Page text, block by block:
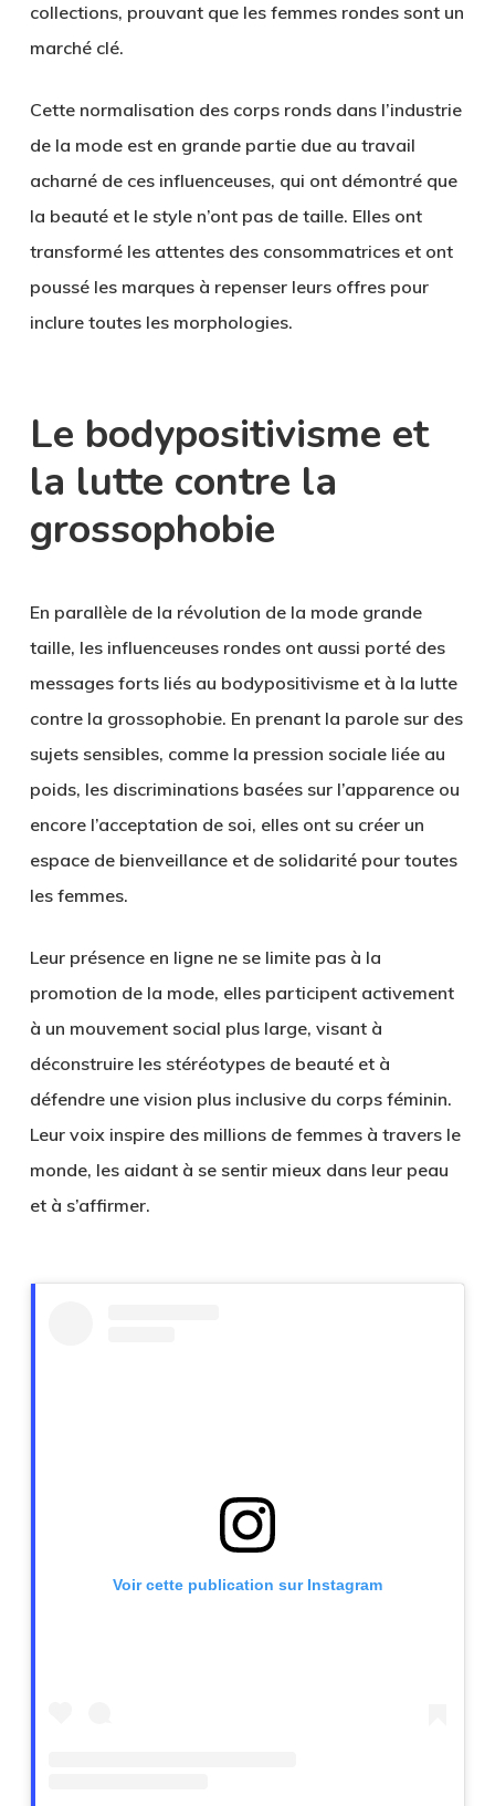
collections, prouvant que les femmes rondes sont un
marché clé.
Cette normalisation des corps ronds dans l’industrie
de la mode est en grande partie due au travail
acharné de ces influenceuses, qui ont démontré que
la beauté et le style n’ont pas de taille. Elles ont
transformé les attentes des consommatrices et ont
poussé les marques à repenser leurs offres pour
inclure toutes les morphologies.
Le bodypositivisme et
la lutte contre la
grossophobie
En parallèle de la révolution de la mode grande
taille, les influenceuses rondes ont aussi porté des
messages forts liés au bodypositivisme et à la lutte
contre la grossophobie. En prenant la parole sur des
sujets sensibles, comme la pression sociale liée au
poids, les discriminations basées sur l’apparence ou
encore l’acceptation de soi, elles ont su créer un
espace de bienveillance et de solidarité pour toutes
les femmes.
Leur présence en ligne ne se limite pas à la
promotion de la mode, elles participent activement
à un mouvement social plus large, visant à
déconstruire les stéréotypes de beauté et à
défendre une vision plus inclusive du corps féminin.
Leur voix inspire des millions de femmes à travers le
monde, les aidant à se sentir mieux dans leur peau
et à s’affirmer.
Voir cette publication sur Instagram